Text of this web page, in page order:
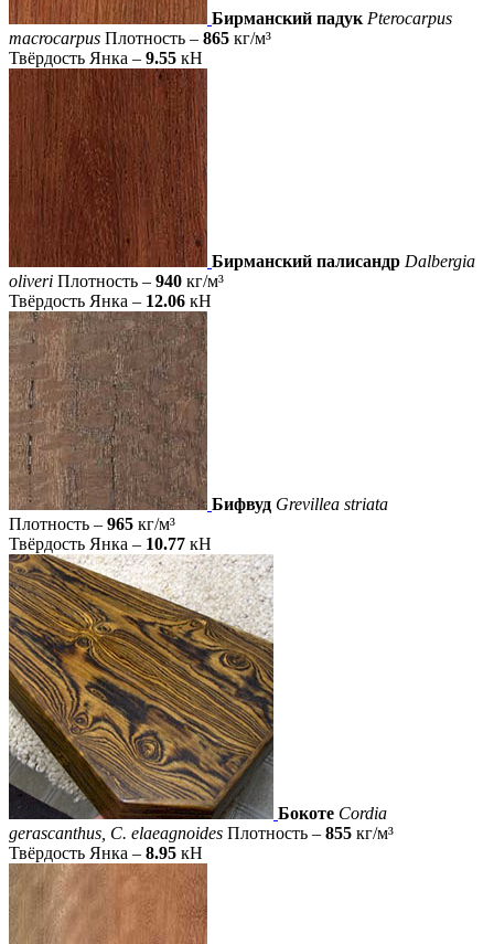
Бирманский падук Pterocarpus
macrocarpus Плотность – 865 кг/м³
Твёрдость Янка – 9.55 кН
Бирманский палисандр Dalbergia
oliveri Плотность – 940 кг/м³
Твёрдость Янка – 12.06 кН
Бифвуд Grevillea striata
Плотность – 965 кг/м³
Твёрдость Янка – 10.77 кН
Бокоте Cordia
gerascanthus, C. elaeagnoides Плотность – 855 кг/м³
Твёрдость Янка – 8.95 кН